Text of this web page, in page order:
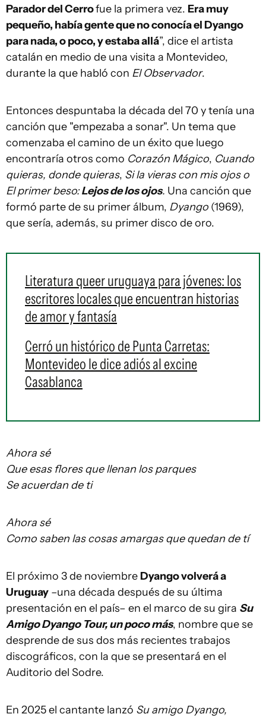
Parador del Cerrofue la primera vez. Era muy
pequeño, había gente que no conocía el Dyango
para nada, o poco, y estaba allá”, dice el artista
catalán en medio de una visita a Montevideo,
durante la que habló con El Observador.
Entonces despuntaba la década del 70 y tenía una
canción que "empezaba a sonar". Un tema que
comenzaba el camino de un éxito que luego
encontraría otros como Corazón Mágico, Cuando
quieras, donde quieras, Si la vieras con mis ojos o
El primer beso:Lejos de los ojos. Una canción que
formó parte de su primer álbum, Dyango (1969),
que sería, además, su primer disco de oro.
Literatura queer uruguaya para jóvenes: los
escritores locales que encuentran historias
de amor y fantasía
Cerró un histórico de Punta Carretas:
Montevideo le dice adiós al excine
Casablanca
Ahora sé
Que esas flores que llenan los parques
Se acuerdan de ti
Ahora sé
Como saben las cosas amargas que quedan de tí
El próximo 3 de noviembre Dyango volverá a
Uruguay –una década después de su última
presentación en el país– en el marco de su gira Su
Amigo Dyango Tour, un poco más, nombre que se
desprende de sus dos más recientes trabajos
discográficos, con la que se presentará en el
Auditorio del Sodre.
En 2025 el cantante lanzó Su amigo Dyango,